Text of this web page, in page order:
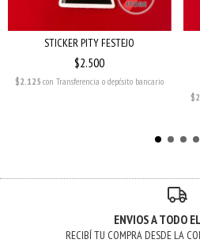
STICKER PITY FESTEJO
$2.500
$2.125con Transferencia o depósito bancario
ENVIOS A TODO
RECIBÍ TU COMPRA DESDE LA